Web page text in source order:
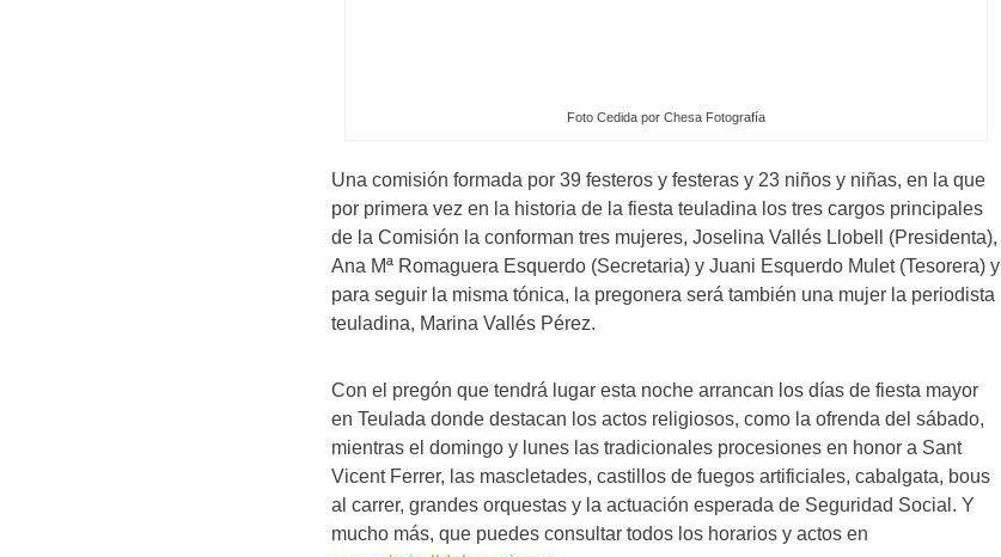
Foto Cedida por Chesa Fotografía
Una comisión formada por 39 festeros y festeras y 23 niños y niñas, en la que
por primera vez en la historia de la fiesta teuladina los tres cargos principales
de la Comisión la conforman tres mujeres, Joselina Vallés Llobell (Presidenta),
Ana Mª Romaguera Esquerdo (Secretaria) y Juani Esquerdo Mulet (Tesorera) y
para seguir la misma tónica, la pregonera será también una mujer la periodista
teuladina, Marina Vallés Pérez.
Con el pregón que tendrá lugar esta noche arrancan los días de fiesta mayor
en Teulada donde destacan los actos religiosos, como la ofrenda del sábado,
mientras el domingo y lunes las tradicionales procesiones en honor a Sant
Vicent Ferrer, las mascletades, castillos de fuegos artificiales, cabalgata, bous
al carrer, grandes orquestas y la actuación esperada de Seguridad Social. Y
mucho más, que puedes consultar todos los horarios y actos en